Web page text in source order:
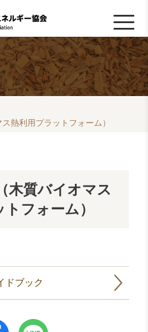
熱利用プラットフォーム）
木質バイオマス
フォーム）
ドブック